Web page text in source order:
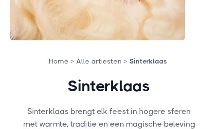
Home > Alle artiesten > Sinterklaas
Sinterklaas
Sinterklaas brengt elk feest in hogere sferen
met warmte, traditie en een magische beleving